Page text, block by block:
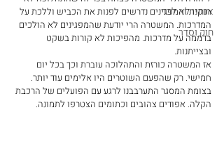
אנחנו לא לבד
חוק וסדר
חוקית והמפגינים נדרשים לפנות את הכביש וללכת על
המדרכות. המשטרה הרי יודעת שהמפגינים לא הולכים
בדממה על מדרכות. מהפיכות לא קורות בשקט
ובצייתנות.
אז המשטרה כורזת והתהלוכה עוברת וכך בכל יום
חמישי. רק שהפעם השוטרים היו אלימים עוד יותר.
בצומת המסגר התערבבנו לרגע עם הפועלים של הרכבת
הקלה. אפודים צהובים וכתומים הצטרפו לתמונה.